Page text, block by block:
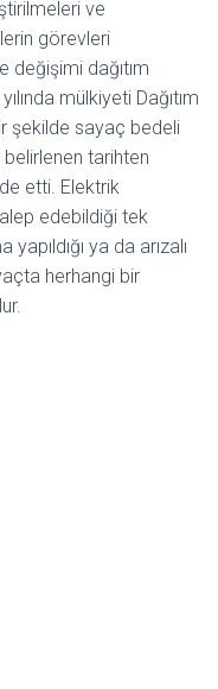
ve
görevleri
değişimi dağıtım
mülkiyeti Dağıtım
şekilde sayaç bedeli
tarihten
etti. Elektrik
edebildiği tek
ya da arızalı
herhangi bir